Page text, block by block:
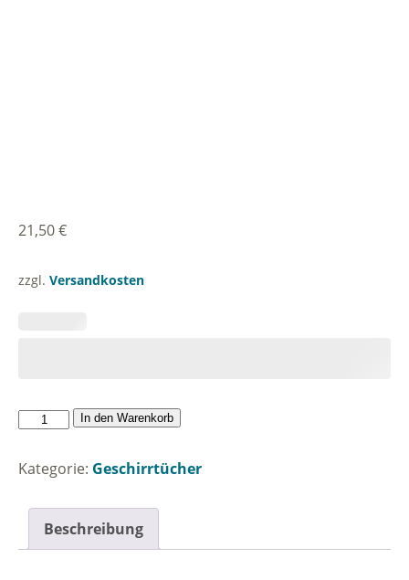
21,50€
zzgl. Versandkosten
Kiek
de
Sünn,
nich
In den Warenkorb
Kategorie: Geschirrtücher
Beschreibung